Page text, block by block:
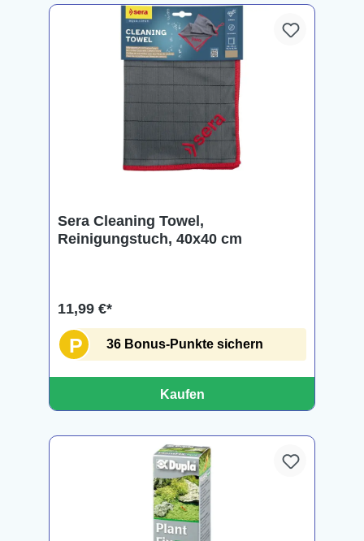
Sera Cleaning Towel,
Reinigungstuch, 40x40 cm
11,99 €*
P 36 Bonus-Punkte sichern
Kaufen